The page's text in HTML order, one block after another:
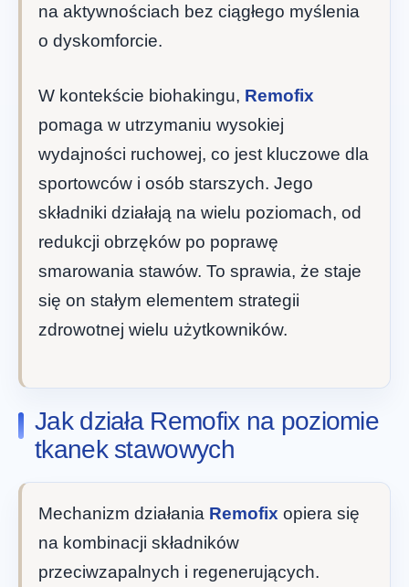
na aktywnościach bez ciągłego myślenia
o dyskomforcie.
W kontekście biohakingu, Remofix
pomaga w utrzymaniu wysokiej
wydajności ruchowej, co jest kluczowe dla
sportowców i osób starszych. Jego
składniki działają na wielu poziomach, od
redukcji obrzęków po poprawę
smarowania stawów. To sprawia, że staje
się on stałym elementem strategii
zdrowotnej wielu użytkowników.
Jak działa Remofix na poziomie
tkanek stawowych
Mechanizm działania Remofix opiera się
na kombinacji składników
przeciwzapalnych i regenerujących.